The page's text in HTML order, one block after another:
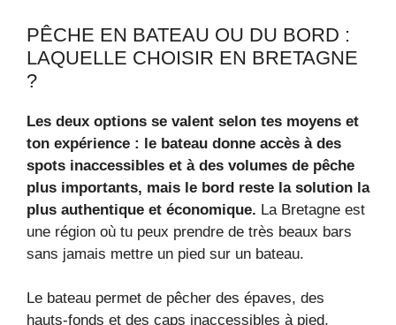
PÊCHE EN BATEAU OU DU BORD :
LAQUELLE CHOISIR EN BRETAGNE
?
Les deux options se valent selon tes moyens et
ton expérience : le bateau donne accès à des
spots inaccessibles et à des volumes de pêche
plus importants, mais le bord reste la solution la
plus authentique et économique. La Bretagne est
une région où tu peux prendre de très beaux bars
sans jamais mettre un pied sur un bateau.
Le bateau permet de pêcher des épaves, des
hauts-fonds et des caps inaccessibles à pied,